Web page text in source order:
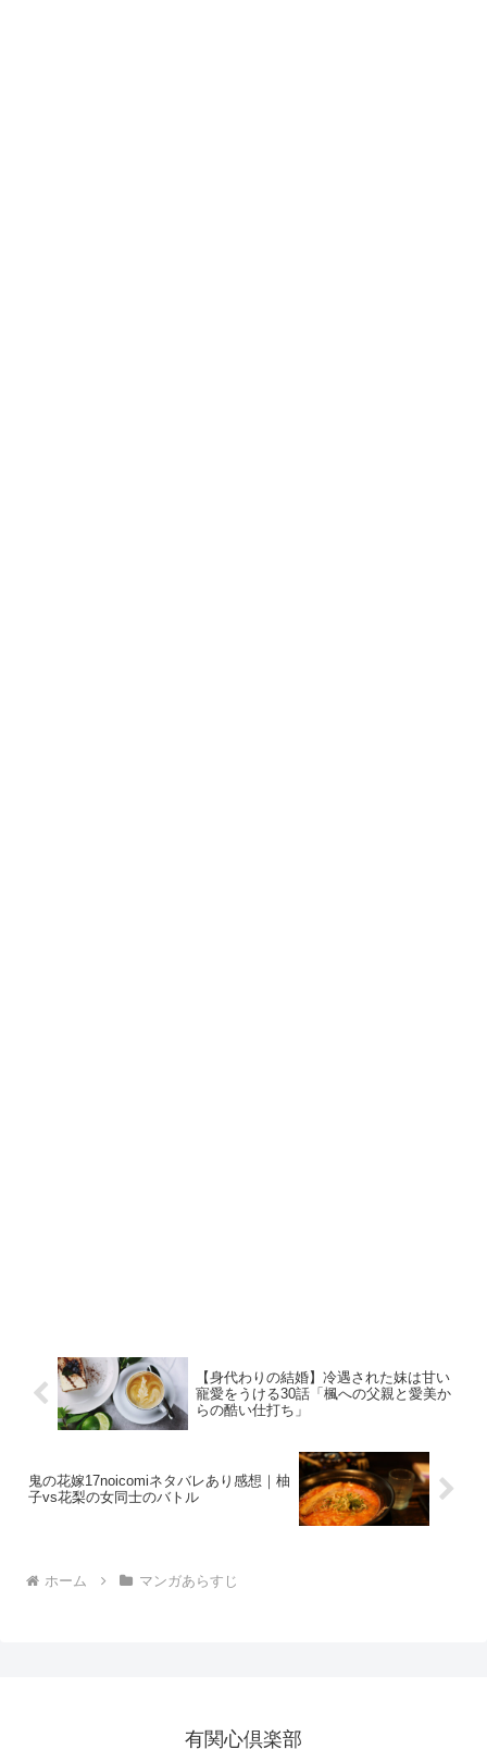
【身代わりの結婚】冷遇された妹は甘い
寵愛をうける30話「楓への父親と愛美か
らの酷い仕打ち」
鬼の花嫁17noicomiネタバレあり感想｜柚
子vs花梨の女同士のバトル
ホーム マンガあらすじ
有関心倶楽部